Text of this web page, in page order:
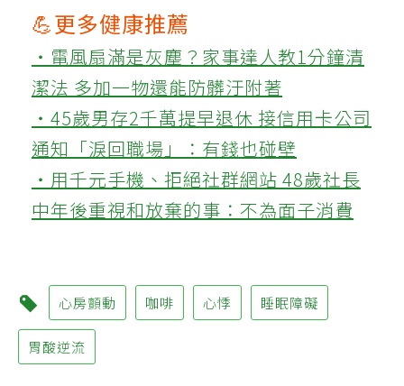
💪更多健康推薦
‧電風扇滿是灰塵？家事達人教1分鐘清
潔法 多加一物還能防髒汙附著
‧45歲男存2千萬提早退休 接信用卡公司
通知「淚回職場」：有錢也碰壁
‧用千元手機、拒絕社群網站 48歲社長
中年後重視和放棄的事：不為面子消費
心房顫動 咖啡 心悸 睡眠障礙
胃酸逆流